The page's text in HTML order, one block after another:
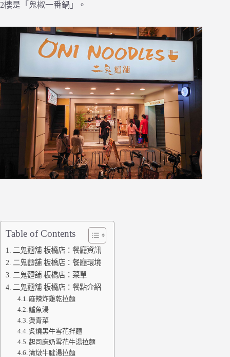
2樓是「鬼椒一番鍋」。
Table of Contents
二鬼麵舖 板橋店：餐廳資訊
二鬼麵舖 板橋店：餐廳環境
二鬼麵舖 板橋店：菜單
二鬼麵舖 板橋店：餐點介紹
麻辣炸雞乾拉麵
鱸魚湯
燙青菜
炙燒黑牛雪花拌麵
起司麻奶雪花牛湯拉麵
清燉牛腱湯拉麵